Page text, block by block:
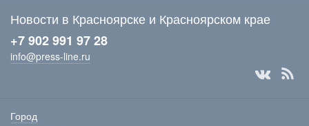
Новости в Красноярске и Красноярском крае
+7 902 991 97 28
info@press-line.ru
Город